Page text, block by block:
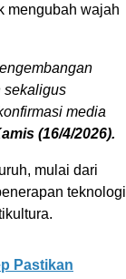
mengubah wajah
sekaligus
media
(16/4/2026).
mulai dari
teknologi
Pastikan